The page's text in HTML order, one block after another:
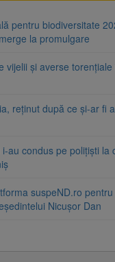
pentru biodiversitate
la promulgare
vijelii și averse
reținut după ce și-ar fi
au condus pe polițiști la
suspeND.ro
Nicușor Dan